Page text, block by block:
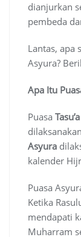
dianjurkan
pembeda
Lantas, apa
Asyura?
Apa Itu
Puasa Tasu’a
Asyura
kalender
Puasa
Ketika
mendapati
Muharram